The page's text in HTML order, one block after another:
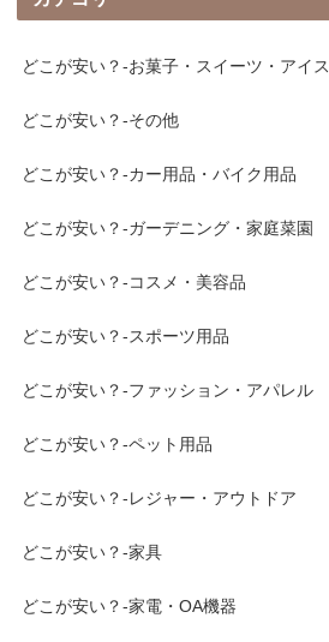
どこが安い？-お菓子・スイーツ・アイス
どこが安い？-その他
どこが安い？-カー用品・バイク用品
どこが安い？-ガーデニング・家庭菜園
どこが安い？-コスメ・美容品
どこが安い？-スポーツ用品
どこが安い？-ファッション・アパレル
どこが安い？-ペット用品
どこが安い？-レジャー・アウトドア
どこが安い？-家具
どこが安い？-家電・OA機器